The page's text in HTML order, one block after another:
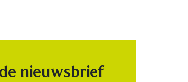
nieuwsbrief